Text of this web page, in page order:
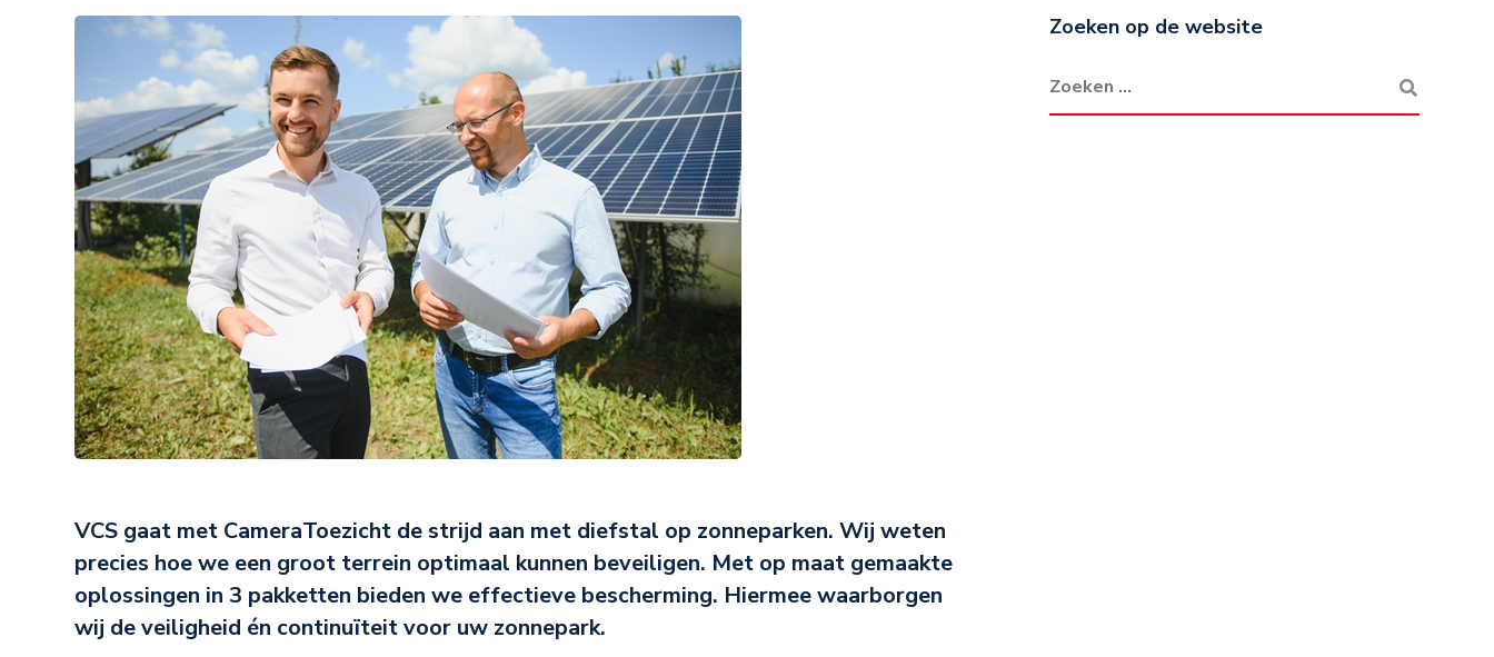
VCS gaat met CameraToezicht de strijd aan met diefstal op zonneparken. Wij weten
precies hoe we een groot terrein optimaal kunnen beveiligen. Met op maat gemaakte
oplossingen in 3 pakketten bieden we effectieve bescherming. Hiermee waarborgen
wij de veiligheid én continuïteit voor uw zonnepark.
Zoeken op de website